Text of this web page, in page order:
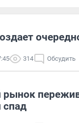
314 Обсудить
спад